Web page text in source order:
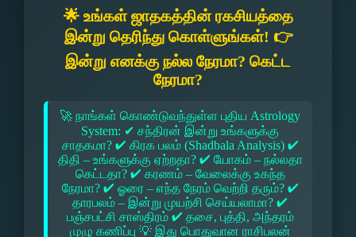
🌟 உங்கள் ஜாதகத்தின் ரகசியத்தை
இன்று தெரிந்து கொள்ளுங்கள்! 👉
இன்று எனக்கு நல்ல நேரமா? கெட்ட
நேரமா?
🚀 நாங்கள் கொண்டுவந்துள்ள புதிய Astrology
System: ✔ சந்திரன் இன்று உங்களுக்கு
சாதகமா? ✔ கிரக பலம் (Shadbala Analysis) ✔
திதி – உங்களுக்கு ஏற்றதா? ✔ யோகம் – நல்லதா
கெட்டதா? ✔ கரணம் – வேலைக்கு உகந்த
நேரமா? ✔ ஓரை – எந்த நேரம் வெற்றி தரும்? ✔
தாரபலம் – இன்று முயற்சி செய்யலாமா? ✔
பஞ்சபட்சி சாஸ்திரம் ✔ தசை, புத்தி, அந்தரம்
முழு கணிப்பு 💡 இது பொதுவான ராசிபலன்